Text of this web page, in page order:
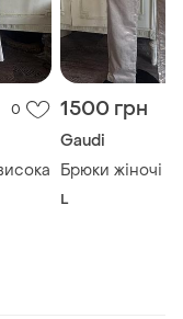
0 1500 грн
Gaudi
L